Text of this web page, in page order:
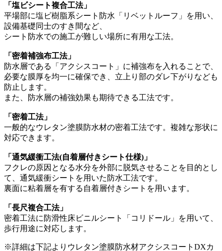
「塩ビシート複合工法」
平場部に塩ビ樹脂系シート防水「リベットルーフ」を用い、
設備基礎同士のすき間など、
シート防水での施工が難しい場所に有用な工法。
「密着補強布工法」
防水層である「アクシスコート」に補強布を入れることで、
必要な膜厚を均一に確保でき、立上り部のダレ下がりなども
防止します。
また、防水層の補強効果も期待できる工法です。
「密着工法」
一般的なウレタン塗膜防水材の密着工法です。複雑な形状に
対応できます。
「通気緩衝工法(自着層付きシート仕様)」
フクレの原因となる水分を外部に脱気させることを目的とし
て、通気緩衝シートを用いた防水工法です。
裏面に粘着層を有する自着層付きシートを用います。
「長尺複合工法」
密着工法に防滑性床ビニルシート「コリドール」を用いて、
歩行用途に対応します。
※詳細は下記よりウレタン塗膜防水材アクシスコートDXカ